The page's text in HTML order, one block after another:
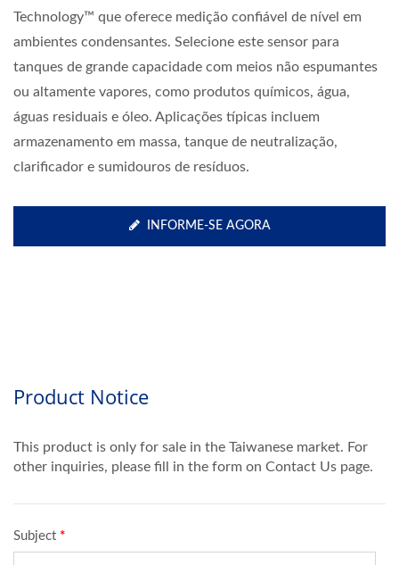
Technology™ que oferece medição confiável de nível em
ambientes condensantes. Selecione este sensor para
tanques de grande capacidade com meios não espumantes
ou altamente vapores, como produtos químicos, água,
águas residuais e óleo. Aplicações típicas incluem
armazenamento em massa, tanque de neutralização,
clarificador e sumidouros de resíduos.
INFORME-SE AGORA